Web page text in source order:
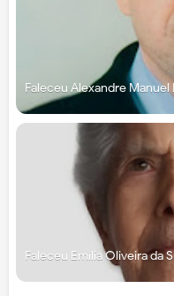
Faleceu Alexandre Manuel
Faleceu Emília Oliveira da